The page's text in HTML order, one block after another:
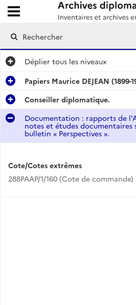
Archives diplomatiques
Ouvrir le menu déroulant
Déplier tous les niveaux
Papiers Maurice DEJEAN (1899-
Conseiller diplomatique.
Documentation : rapports de
notes et études documentaires
bulletin « Perspectives ».
Cote/Cotes extrêmes
288PAAP/1/160 (Cote de commande)